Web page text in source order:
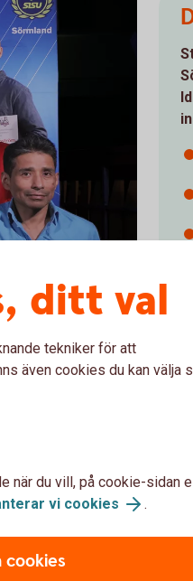
i
kollegor
ditt val
tekniker för att
även cookies du kan välja
när du vill, på cookie-sidan
vi cookies .
cookies